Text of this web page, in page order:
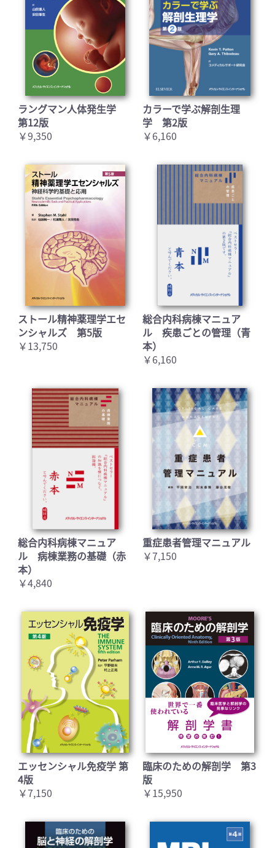
ラングマン人体発生学
第12版
￥9,350
カラーで学ぶ解剖生理
学 第2版
￥6,160
ストール精神薬理学エセ
ンシャルズ 第5版
￥13,750
総合内科病棟マニュア
ル 疾患ごとの管理（青
本）
￥6,160
総合内科病棟マニュア
ル 病棟業務の基礎（赤
本）
￥4,840
重症患者管理マニュアル
￥7,150
エッセンシャル免疫学 第
4版
￥7,150
臨床のための解剖学 第3
版
￥15,950